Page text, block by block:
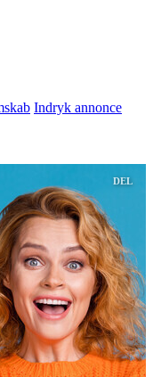
Indryk annonce
DEL